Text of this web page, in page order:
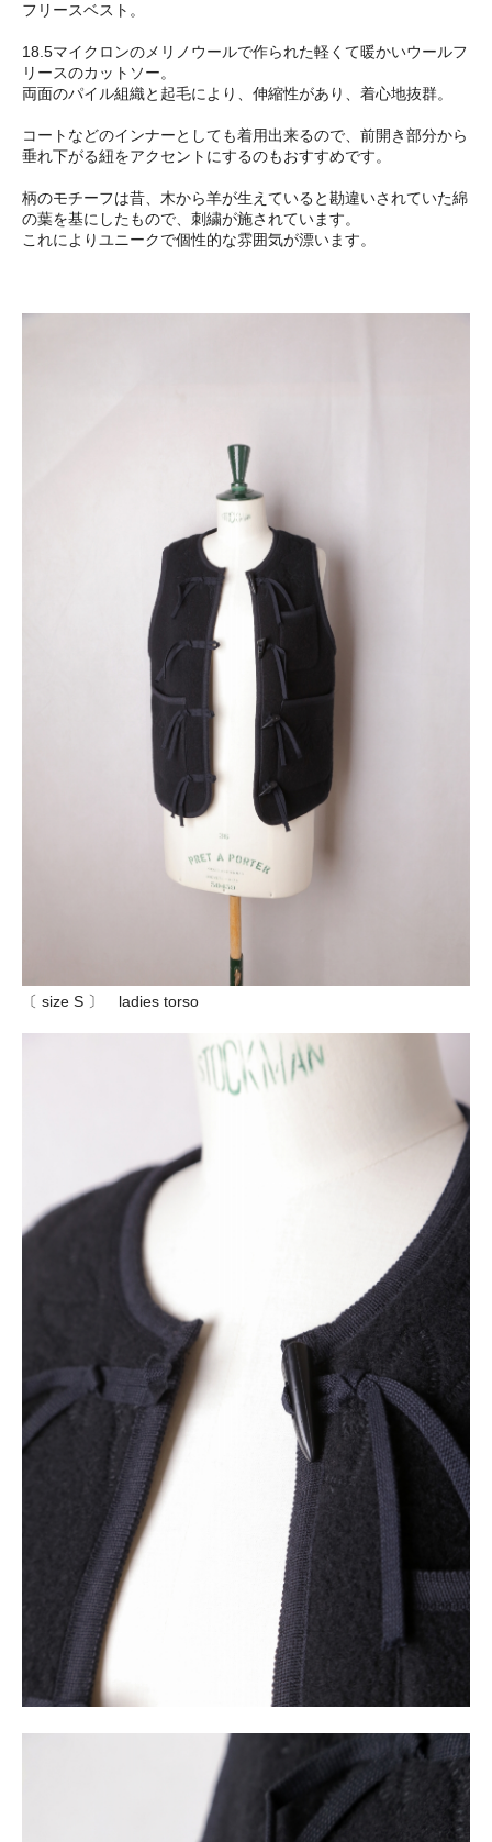
フリースベスト。
18.5マイクロンのメリノウールで作られた軽くて暖かいウールフ
リースのカットソー。
両面のパイル組織と起毛により、伸縮性があり、着心地抜群。
コートなどのインナーとしても着用出来るので、前開き部分から
垂れ下がる紐をアクセントにするのもおすすめです。
柄のモチーフは昔、木から羊が生えていると勘違いされていた綿
の葉を基にしたもので、刺繍が施されています。
これによりユニークで個性的な雰囲気が漂います。
〔 size S 〕 ladies torso